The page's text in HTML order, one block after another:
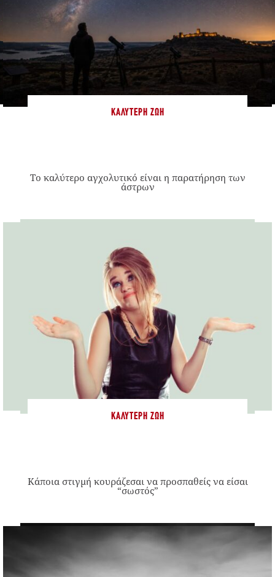
ΚΑΛΎΤΕΡΗ ΖΩΉ
Το καλύτερο αγχολυτικό είναι η παρατήρηση των
άστρων
ΚΑΛΎΤΕΡΗ ΖΩΉ
Κάποια στιγμή κουράζεσαι να προσπαθείς να είσαι
“σωστός”